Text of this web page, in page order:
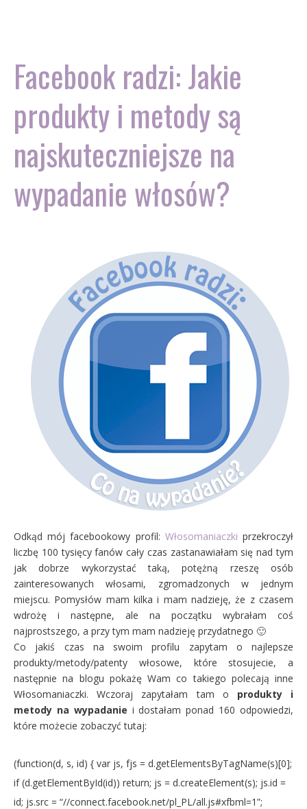
Facebook radzi: Jakie
produkty i metody są
najskuteczniejsze na
wypadanie włosów?
Odkąd mój facebookowy profil: Włosomaniaczki przekroczył
liczbę 100 tysięcy fanów cały czas zastanawiałam się nad tym
jak dobrze wykorzystać taką, potężną rzeszę osób
zainteresowanych włosami, zgromadzonych w jednym
miejscu. Pomysłów mam kilka i mam nadzieję, że z czasem
wdrożę i następne, ale na początku wybrałam coś
najprostszego, a przy tym mam nadzieję przydatnego 🙂
Co jakiś czas na swoim profilu zapytam o najlepsze
produkty/metody/patenty włosowe, które stosujecie, a
następnie na blogu pokażę Wam co takiego polecają inne
Włosomaniaczki. Wczoraj zapytałam tam o produkty i
metody na wypadanie i dostałam ponad 160 odpowiedzi,
które możecie zobaczyć tutaj:
(function(d, s, id) { var js, fjs = d.getElementsByTagName(s)[0];
if (d.getElementById(id)) return; js = d.createElement(s); js.id =
id; js.src = “//connect.facebook.net/pl_PL/all.js#xfbml=1”;